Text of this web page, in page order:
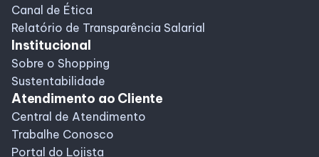
Canal de Ética
Relatório de Transparência Salarial
Institucional
Sobre o Shopping
Sustentabilidade
Atendimento ao Cliente
Central de Atendimento
Trabalhe Conosco
Portal do Lojista